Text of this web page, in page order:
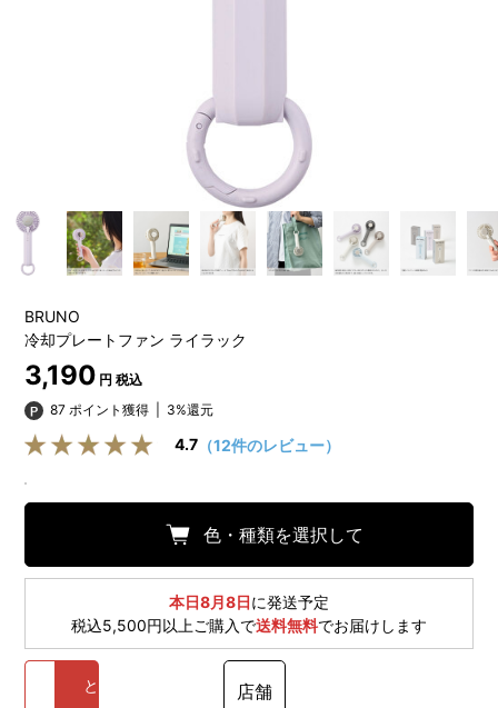
BRUNO
冷却プレートファン ライラック
3,190 円 税込
87 ポイント獲得
3%還元
4.7 （12件のレビュー）
色・種類を選択して
本日8月8日に発送予定
税込5,500円以上ご購入で送料無料でお届けします
と 店舗